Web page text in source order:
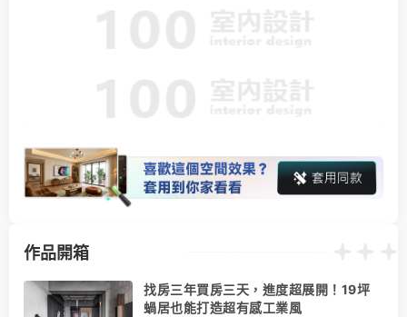
作品開箱
找房三年買房三天，進度超展開！19坪
蝸居也能打造超有感工業風